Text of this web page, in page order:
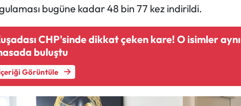
bugüne kadar 48 bin 77 kez indirildi.
CHP'sinde dikkat çeken kare! O isimler aynı
buluştu
Görüntüle